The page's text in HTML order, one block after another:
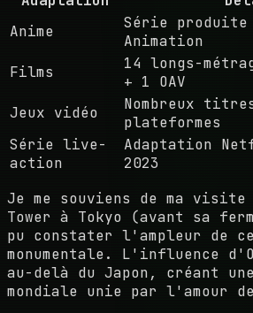
Anime
Série produite
Animation
Films
14 longs-
+ 1 OAV
Jeux vidéo
Nombreux
plateformes
Série live-
action
Adaptation
2023
Je me souviens de ma visite
Tower à Tokyo (avant sa
pu constater l'ampleur de
monumentale. L'influence
au-delà du Japon, créant une
mondiale unie par l'amour